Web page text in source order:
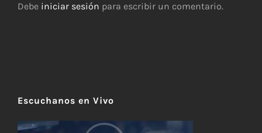
Debe iniciar sesión para escribir un comentario.
Escuchanos en Vivo